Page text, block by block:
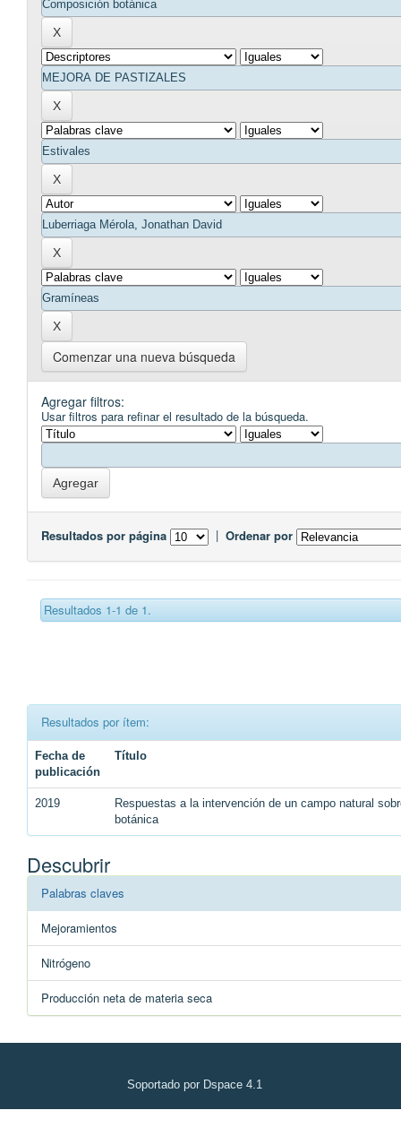
Comenzar una nueva búsqueda
Agregar filtros:
Usar filtros para refinar el resultado de la búsqueda.
Resultados por página | Ordenar por
Resultados 1-1 de 1.
Resultados por ítem:
Fecha de
publicación
Título
2019
Respuestas a la intervención de un campo natural
botánica
Descubrir
Palabras claves
Mejoramientos
Nitrógeno
Producción neta de materia seca
Soportado por Dspace 4.1